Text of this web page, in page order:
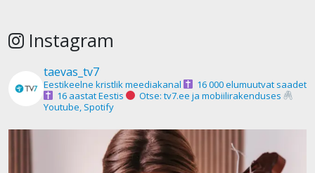
Instagram
taevas_tv7
Eestikeelne kristlik meediakanal
16 000 elumuutvat saadet
16 aastat Eestis
Otse: tv7.ee ja mobiilirakenduses
Youtube, Spotify